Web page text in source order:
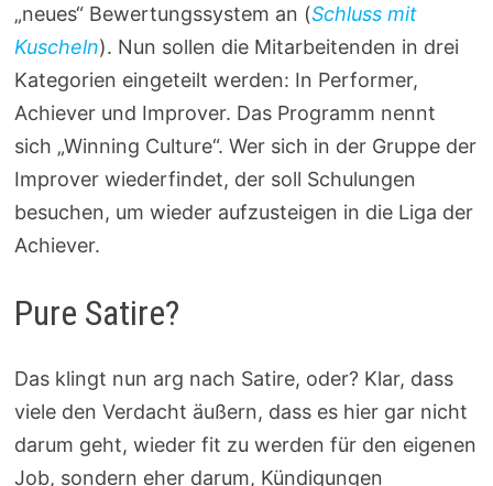
„neues“ Bewertungssystem an (Schluss mit
Kuscheln). Nun sollen die Mitarbeitenden in drei
Kategorien eingeteilt werden: In Performer,
Achiever und Improver. Das Programm nennt
sich „Winning Culture“. Wer sich in der Gruppe der
Improver wiederfindet, der soll Schulungen
besuchen, um wieder aufzusteigen in die Liga der
Achiever.
Pure Satire?
Das klingt nun arg nach Satire, oder? Klar, dass
viele den Verdacht äußern, dass es hier gar nicht
darum geht, wieder fit zu werden für den eigenen
Job, sondern eher darum, Kündigungen